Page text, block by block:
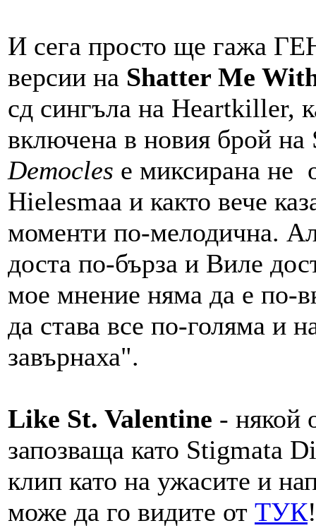
И сега просто ще гажа
версии на Shatter Me
сд сингъла на Heartkiller,
включена в новия брой
Democles e миксирана не
Hielesmaa и както вече
моменти по-мелодична.
доста по-бърза и Виле
мое мнение няма да е по-
да става все по-голяма и
завърнаха".
Like St. Valentine - някой
запозваща като Stigmata
клип като на ужасите и
може да го видите от ТУК